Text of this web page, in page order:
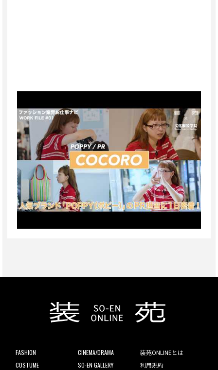
FASHION
COSTUME
CINEMA/DRAMA
SO-EN GALLERY
装苑ONLINEとは
利用規約